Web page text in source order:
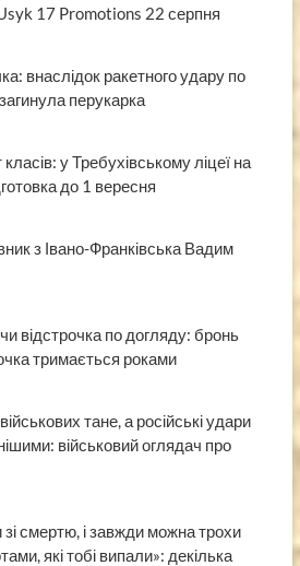
17 Promotions 22 серпня
внаслідок ракетного удару по
перукарка
у Требухівському ліцеї на
до 1 вересня
з Івано-Франківська Вадим
відстрочка по догляду: бронь
тримається роками
тане, а російські удари
військовий оглядач про
зі смертю, і завжди можна трохи
які тобі випали»: декілька